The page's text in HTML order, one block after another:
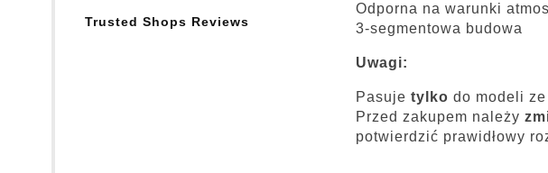
Trusted Shops Reviews
Odporna na warunki
3-segmentowa budowa
Uwagi:
Pasuje tylko do modeli
Przed zakupem należy
potwierdzić prawidłowy